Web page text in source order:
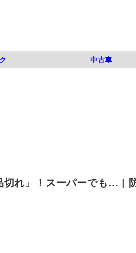
中古車
切れ」！スーパーでも… |